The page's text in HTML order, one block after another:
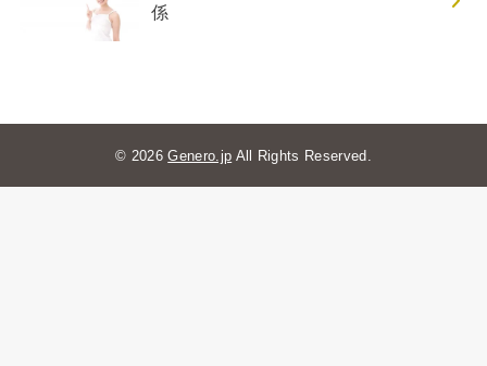
係
© 2026Genero.jp All Rights Reserved.